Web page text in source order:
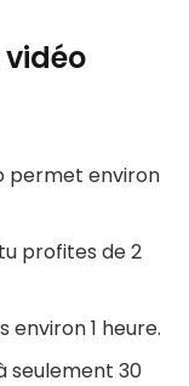
permet environ
profites de 2
environ 1 heure.
seulement 30